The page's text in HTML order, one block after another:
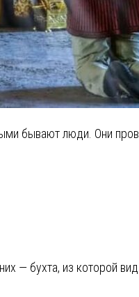
бывают люди. Они
— бухта, из которой